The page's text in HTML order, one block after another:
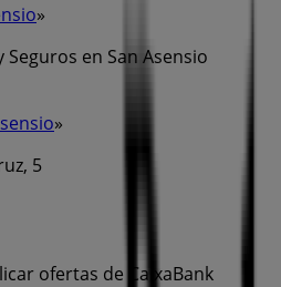
»
Seguros en San Asensio
»
5
ofertas de CaixaBank